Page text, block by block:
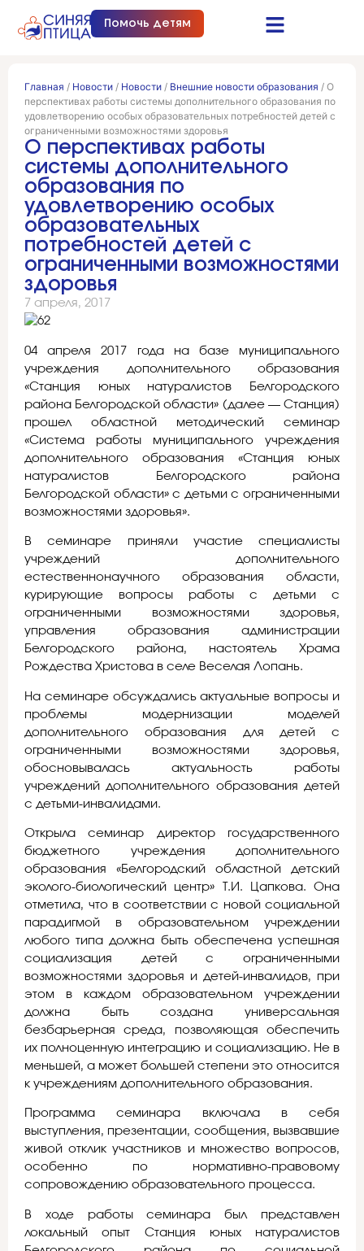
Помочь детям
Главная / Новости / Новости / Внешние новости образования / О
перспективах работы системы дополнительного образования по
удовлетворению особых образовательных потребностей детей с
ограниченными возможностями здоровья
О перспективах работы
системы дополнительного
образования по
удовлетворению особых
образовательных
потребностей детей с
ограниченными возможностями
здоровья
7 апреля, 2017
04 апреля 2017 года на базе муниципального
учреждения дополнительного образования
«Станция юных натуралистов Белгородского
района Белгородской области» (далее — Станция)
прошел областной методический семинар
«Система работы муниципального учреждения
дополнительного образования «Станция юных
натуралистов Белгородского района
Белгородской области» с детьми с ограниченными
возможностями здоровья».
В семинаре приняли участие специалисты
учреждений дополнительного
естественнонаучного образования области,
курирующие вопросы работы с детьми с
ограниченными возможностями здоровья,
управления образования администрации
Белгородского района, настоятель Храма
Рождества Христова в селе Веселая Лопань.
На семинаре обсуждались актуальные вопросы и
проблемы модернизации моделей
дополнительного образования для детей с
ограниченными возможностями здоровья,
обосновывалась актуальность работы
учреждений дополнительного образования детей
с детьми-инвалидами.
Открыла семинар директор государственного
бюджетного учреждения дополнительного
образования «Белгородский областной детский
эколого-биологический центр» Т.И. Цапкова. Она
отметила, что в соответствии с новой социальной
парадигмой в образовательном учреждении
любого типа должна быть обеспечена успешная
социализация детей с ограниченными
возможностями здоровья и детей-инвалидов, при
этом в каждом образовательном учреждении
должна быть создана универсальная
безбарьерная среда, позволяющая обеспечить
их полноценную интеграцию и социализацию. Не в
меньшей, а может большей степени это относится
к учреждениям дополнительного образования.
Программа семинара включала в себя
выступления, презентации, сообщения, вызвавшие
живой отклик участников и множество вопросов,
особенно по нормативно-правовому
сопровождению образовательного процесса.
В ходе работы семинара был представлен
локальный опыт Станция юных натуралистов